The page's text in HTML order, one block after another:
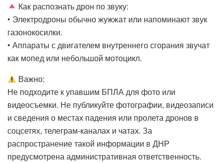
Как распознать дрон по звуку:
• Электродроны обычно жужжат или напоминают звук
газонокосилки.
• Аппараты с двигателем внутреннего сгорания звучат
как мопед или небольшой мотоцикл.
Важно:
Не подходите к упавшим БПЛА для фото или
видеосъемки. Не публикуйте фотографии, видеозаписи
и сведения о местах падения или пролета дронов в
соцсетях, телеграм-каналах и чатах. За
распространение такой информации в ДНР
предусмотрена административная ответственность.